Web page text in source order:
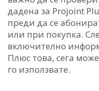
дадена за Projoint
преди да се
или при покупка.
включително
Плюс това, сега
го използвате.